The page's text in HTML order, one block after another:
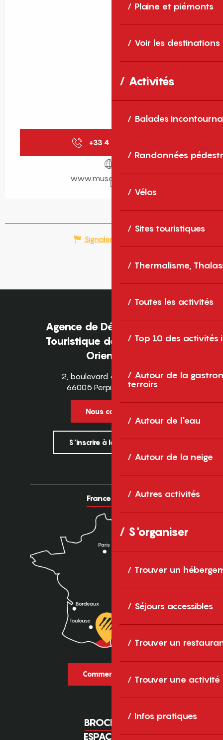
Plaine et piémonts
Voir les destinations
Activités
Balades
Randonnées
Vélos
Sites touristiques
Thermalisme,
Toutes les activités
Top 10 des activités
Autour de la
terroirs
Autour de l'eau
Autour de la neige
Autres activités
S'organiser
Trouver un
Séjours accessibles
Trouver un
Trouver une activité
Infos pratiques
+33 4 68 66 19
www.musee-rigaud.fr
Signaler une erreur
Agence de Développement
Touristique des Pyrénées-
Orientales
2, boulevard des Pyrénées
66005 Perpignan Cedex
Nous contacter
S'inscrire à la newsletter
France Europe
Comment venir ?
BROCHURES
ESPACE PRO